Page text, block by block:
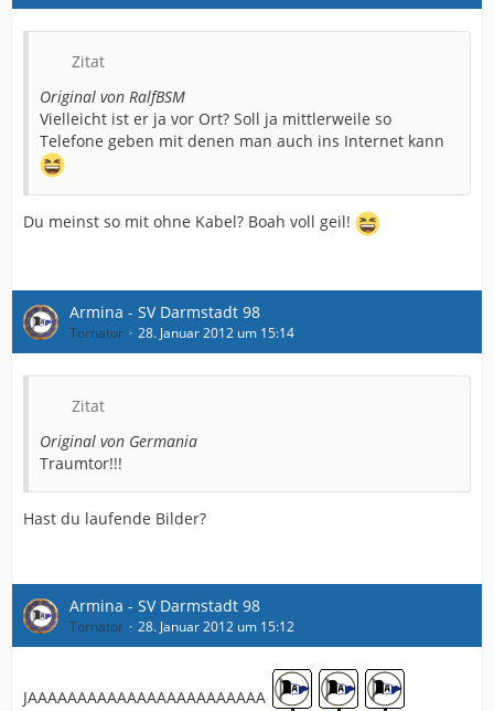
Zitat
Original von RalfBSM
Vielleicht ist er ja vor Ort? Soll ja mittlerweile so
Telefone geben mit denen man auch ins Internet kann
Du meinst so mit ohne Kabel? Boah voll geil!
Armina - SV Darmstadt 98
Tornator 28. Januar 2012 um 15:14
Zitat
Original von Germania
Traumtor!!!
Hast du laufende Bilder?
Armina - SV Darmstadt 98
Tornator 28. Januar 2012 um 15:12
JAAAAAAAAAAAAAAAAAAAAAAAA